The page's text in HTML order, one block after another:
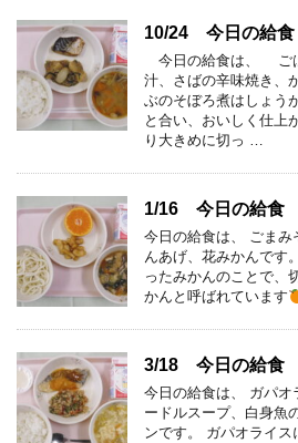
10/24 今日の給食
今日の給食は、 ご
汁、さばの辛味焼き
ぶのそぼろ煮はしょう
と合い、おいしく仕上
り大きめに切っ …
1/16 今日の給食
今日の給食は、 ごまみ
んあげ、花みかんです
ったみかんのことで、
かんと呼ばれています
3/18 今日の給食
今日の給食は、 ガパオ
ードルスープ、白身魚
ンです。 ガパオライ